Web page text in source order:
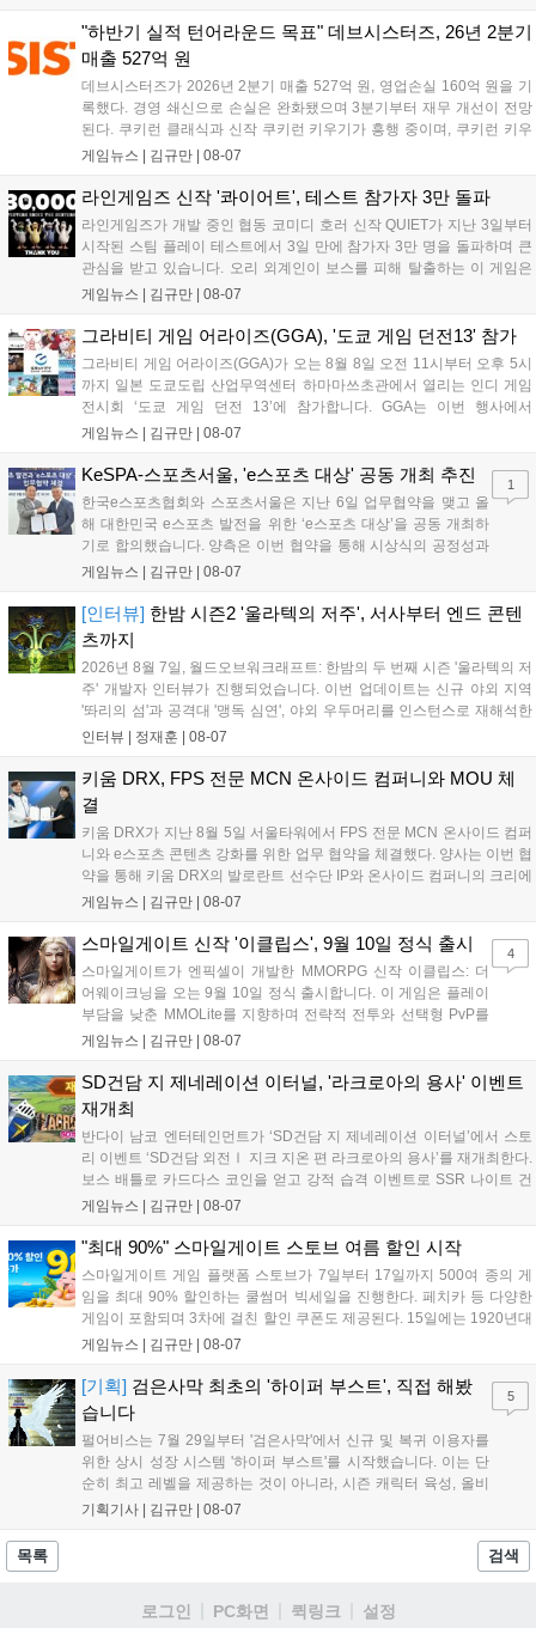
혜택을 지급하며, 상세 내용은 공식 라운지에서 확인할 수 있다. 이용자
는 게임 접속 및 주요 콘텐츠 플레이를 통해 성장을 지원받을 수 있다....
"하반기 실적 턴어라운드 목표" 데브시스터즈, 26년 2분기
매출 527억 원
데브시스터즈가 2026년 2분기 매출 527억 원, 영업손실 160억 원을 기
록했다. 경영 쇄신으로 손실은 완화됐으며 3분기부터 재무 개선이 전망
된다. 쿠키런 클래식과 신작 쿠키런 키우기가 흥행 중이며, 쿠키런 키우
기는 13일 첫 업데이트를 시작으로 2주 간격의 콘텐츠를 제공한다. 또한
이다. 회사는 비용 효율화와 신작 흥행을 통해 하반기 실적 턴어라운드
를 이끌 방침이다....
게임뉴스 | 김규만 | 08-07
라인게임즈 신작 '콰이어트', 테스트 참가자 3만 돌파
라인게임즈가 개발 중인 협동 코미디 호러 신작 QUIET가 지난 3일부터
시작된 스팀 플레이 테스트에서 3일 만에 참가자 3만 명을 돌파하며 큰
관심을 받고 있습니다. 오리 외계인이 보스를 피해 탈출하는 이 게임은
최대 4인 협동을 지원하며, 소음 관리와 물리 법칙을 활용한 전략적 플레
을 개선 중이며, 상세 정보는 스팀 페이지에서 확인 가능합니다....
게임뉴스 | 김규만 | 08-07
그라비티 게임 어라이즈(GGA), '도쿄 게임 던전13' 참가
그라비티 게임 어라이즈(GGA)가 오는 8월 8일 오전 11시부터 오후 5시
까지 일본 도쿄도립 산업무역센터 하마마쓰초관에서 열리는 인디 게임
전시회 ‘도쿄 게임 던전 13’에 참가합니다. GGA는 이번 행사에서
‘JALECO ARCADE COLLECTION’ 시리즈의 미공개 작품 12종을 최초
입니다. 시연 참여 관람객에게는 선착순으로 특별 굿즈를 증정하며, 인
디 게임 생태계 활성화와 신규 타이틀 반응 확인을 목표로 합니다....
게임뉴스 | 김규만 | 08-07
KeSPA-스포츠서울, 'e스포츠 대상' 공동 개최 추진
한국e스포츠협회와 스포츠서울은 지난 6일 업무협약을 맺고 올
해 대한민국 e스포츠 발전을 위한 ‘e스포츠 대상’을 공동 개최하
기로 합의했습니다. 양측은 이번 협약을 통해 시상식의 공정성과
전문성을 강화하고 MZ세대를 겨냥한 미디어 영향력을 확대해 e
김영만 회장은 10년 만에 재추진되는 이번 시상식이 e스포츠의
성과와 가치를 널리 알리는 권위 있는 행사가 되도록 노력하겠다
고 밝혔습니다....
게임뉴스 | 김규만 | 08-07
1
[인터뷰] 한밤 시즌2 '울라텍의 저주', 서사부터 엔드 콘텐
츠까지
2026년 8월 7일, 월드오브워크래프트: 한밤의 두 번째 시즌 '울라텍의 저
주' 개발자 인터뷰가 진행되었습니다. 이번 업데이트는 신규 야외 지역
'똬리의 섬'과 공격대 '맹독 심연', 야외 우두머리를 인스턴스로 재해석한
'소굴'을 포함합니다. 개발진은 하우징 시스템 개선 및 신화+ 던전 로테이
를 표했습니다....
인터뷰 | 정재훈 | 08-07
키움 DRX, FPS 전문 MCN 온사이드 컴퍼니와 MOU 체
결
키움 DRX가 지난 8월 5일 서울타워에서 FPS 전문 MCN 온사이드 컴퍼
니와 e스포츠 콘텐츠 강화를 위한 업무 협약을 체결했다. 양사는 이번 협
약을 통해 키움 DRX의 발로란트 선수단 IP와 온사이드 컴퍼니의 크리에
이터 네트워크를 결합하여 정규 및 특별 콘텐츠를 공동 기획한다. 또한
오프라인 연계 프로그램을 순차적으로 선보이며 e스포츠 생태계 확장에
나설 계획이다....
게임뉴스 | 김규만 | 08-07
스마일게이트 신작 '이클립스', 9월 10일 정식 출시
스마일게이트가 엔픽셀이 개발한 MMORPG 신작 이클립스: 더
어웨이크닝을 오는 9월 10일 정식 출시합니다. 이 게임은 플레이
부담을 낮춘 MMOLite를 지향하며 전략적 전투와 선택형 PvP를
특징으로 합니다. 현재 공식 홈페이지와 앱 마켓에서 사전등록을
니다. 또한 카카오톡 채널 추가 시 주차별 스페셜 쿠폰과 한정 스
킨, 경품 이벤트 등 풍성한 혜택을 마련해 이용자들의 기대를 모
으고 있습니다....
게임뉴스 | 김규만 | 08-07
4
SD건담 지 제네레이션 이터널, '라크로아의 용사' 이벤트
재개최
반다이 남코 엔터테인먼트가 ‘SD건담 지 제네레이션 이터널’에서 스토
리 이벤트 ‘SD건담 외전Ⅰ 지크 지온 편 라크로아의 용사’를 재개최한다.
보스 배틀로 카드다스 코인을 얻고 강적 습격 이벤트로 SSR 나이트 건
담을 획득할 수 있다. 로그인 보너스로 최대 다이아 3,000개를 지급하며,
원 증정한다. 또한 9월 30일까지 공식 유튜브에서 특별 프로그램을 시청
할 수 있다....
게임뉴스 | 김규만 | 08-07
"최대 90%" 스마일게이트 스토브 여름 할인 시작
스마일게이트 게임 플랫폼 스토브가 7일부터 17일까지 500여 종의 게
임을 최대 90% 할인하는 쿨썸머 빅세일을 진행한다. 페치카 등 다양한
게임이 포함되며 3차에 걸친 할인 쿠폰도 제공된다. 15일에는 1920년대
경성 배경의 신작 그날의 신문이 출시되며, 15일부터 17일까지는 국내
은 공식 페이지에서 확인 가능하다....
게임뉴스 | 김규만 | 08-07
[기획] 검은사막 최초의 '하이퍼 부스트', 직접 해봤
습니다
펄어비스는 7월 29일부터 '검은사막'에서 신규 및 복귀 이용자를
위한 상시 성장 시스템 '하이퍼 부스트'를 시작했습니다. 이는 단
순히 최고 레벨을 제공하는 것이 아니라, 시즌 캐릭터 육성, 올비
아 아카데미 수료, 아침의 나라 설화 진행 등 4단계 과정을 통해
용자는 과제를 완수하며 동(V) 투발라 장비와 검은별 무기, 카라
기획기사 | 김규만 | 08-07
5
목록 검색
로그인 PC화면 퀵링크 설정